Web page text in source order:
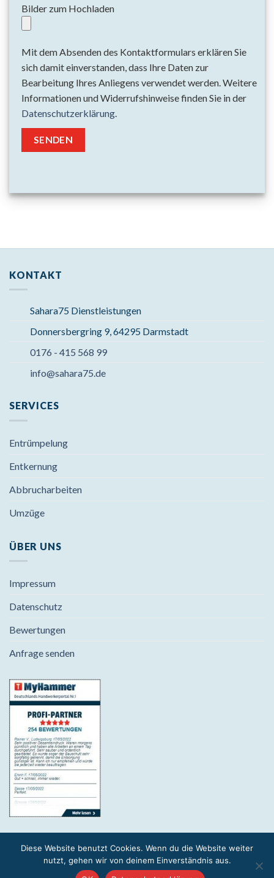
Bilder zum Hochladen
Mit dem Absenden des Kontaktformulars erklären Sie
sich damit einverstanden, dass Ihre Daten zur
Bearbeitung Ihres Anliegens verwendet werden. Weitere
Informationen und Widerrufshinweise finden Sie in der
Datenschutzerklärung.
KONTAKT
Sahara75 Dienstleistungen
Donnersbergring 9, 64295 Darmstadt
0176 - 415 568 99
info@sahara75.de
SERVICES
Entrümpelung
Entkernung
Abbrucharbeiten
Umzüge
ÜBER UNS
Impressum
Datenschutz
Bewertungen
Anfrage senden
2026 © SAHARA 75 | All Right reserved.
Designed byUNOFLEX Webagentur Pfungstadt
Diese Website benutzt Cookies. Wenn du die Website weiter
nutzt, gehen wir von deinem Einverständnis aus.